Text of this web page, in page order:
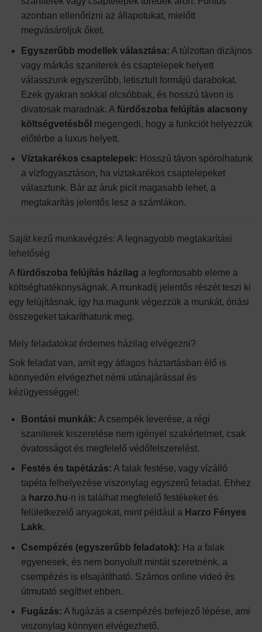
azonban ellenőrizni az állapotukat, mielőtt
megvásároljuk őket.
Egyszerűbb modellek választása: A túlzottan dizájnos
vagy márkás szaniterek és csaptelepek helyett
válasszunk egyszerűbb, letisztult formájú darabokat.
Ezek gyakran sokkal olcsóbbak, és hosszú távon is
divatosak maradnak. A fürdőszoba felújítás alacsony
költségvetésből megengedi, hogy a funkciót helyezzük
előtérbe a luxus helyett.
Víztakarékos csaptelepek: Hosszú távon spórolhatunk
a vízfogyasztáson, ha víztakarékos csaptelepeket
választunk. Bár az áruk picit magasabb lehet, a
megtakarítás jelentős lesz a számlákon.
Saját kezű munkavégzés: A legnagyobb megtakarítási
lehetőség
A fürdőszoba felújítás házilag a legfontosabb eleme a
költséghatékonyságnak. A munkadíj jelentős részét teszi ki
egy felújításnak, így ha magunk végezzük a munkát, óriási
összegeket takaríthatunk meg.
Mely feladatokat érdemes házilag elvégezni?
Sok feladat van, amit egy átlagos háztartásban élő is
könnyedén elvégezhet némi utánajárással és
kézügyességgel:
Bontási munkák: A csempék leverése, a régi
szaniterek kiszerelése nem igényel szakértelmet, csak
óvatosságot és megfelelő védőfelszerelést.
Festés és tapétázás: A falak festése, vagy vízálló
tapéta felhelyezése viszonylag egyszerű feladat. Ehhez
a harzo.hu-n is találhat megfelelő festékeket és
felületkezelő anyagokat, mint például a Harzo Fényes
Lakk.
Csempézés (egyszerűbb feladatok): Ha a falak
egyenesek, és nem bonyolult mintát szeretnénk, a
csempézés is elsajátítható. Számos online videó és
útmutató segíthet ebben.
Fugázás: A fugázás a csempézés befejező lépése, ami
viszonylag könnyen elvégezhető.